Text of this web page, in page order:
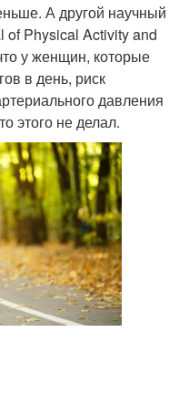
А другой научный
of Physical Activity and
у женщин, которые
в день, риск
давления
этого не делал.